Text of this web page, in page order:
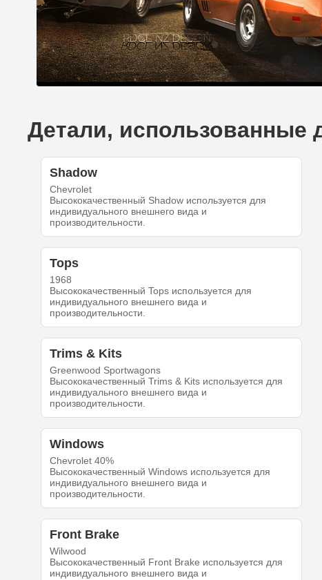
Детали, использованные
Shadow
Chevrolet
Высококачественный Shadow используется для
индивидуального внешнего вида и
производительности.
Tops
1968
Высококачественный Tops используется для
индивидуального внешнего вида и
производительности.
Trims & Kits
Greenwood Sportwagons
Высококачественный Trims & Kits используется для
индивидуального внешнего вида и
производительности.
Windows
Chevrolet 40%
Высококачественный Windows используется для
индивидуального внешнего вида и
производительности.
Front Brake
Wilwood
Высококачественный Front Brake используется для
индивидуального внешнего вида и